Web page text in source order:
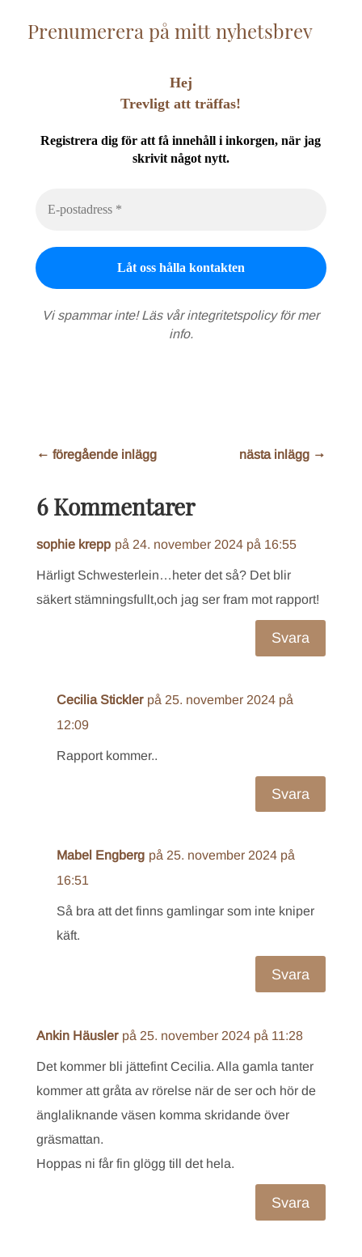
Prenumerera på mitt nyhetsbrev
Hej
Trevligt att träffas!
Registrera dig för att få innehåll i inkorgen, när jag
skrivit något nytt.
Vi spammar inte! Läs vårintegritetspolicyför mer
info.
← föregående inlägg nästa inlägg →
6 Kommentarer
sophie krepp på 24. november 2024 på 16:55
Härligt Schwesterlein…heter det så? Det blir
säkert stämningsfullt,och jag ser fram mot rapport!
Svara
Cecilia Stickler på 25. november 2024 på
12:09
Rapport kommer..
Svara
Mabel Engberg på 25. november 2024 på
16:51
Så bra att det finns gamlingar som inte kniper
käft.
Svara
Ankin Häusler på 25. november 2024 på 11:28
Det kommer bli jättefint Cecilia. Alla gamla tanter
kommer att gråta av rörelse när de ser och hör de
änglaliknande väsen komma skridande över
gräsmattan.
Hoppas ni får fin glögg till det hela.
Svara